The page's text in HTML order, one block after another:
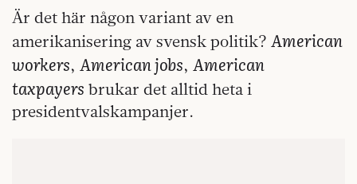
Är det här någon variant av en
amerikanisering av svensk politik? American
workers, American jobs, American
taxpayers brukar det alltid heta i
presidentvalskampanjer.